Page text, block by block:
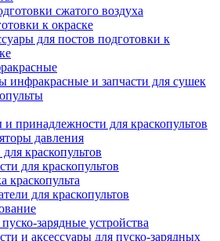
сжатого воздуха
к окраске
для постов подготовки к
инфракрасные и запчасти для сушек
и принадлежности для краскопультов
давления
краскопультов
для краскопультов
краскопульта
для краскопультов
зарядные устройства
и аксессуары для пуско-зарядных